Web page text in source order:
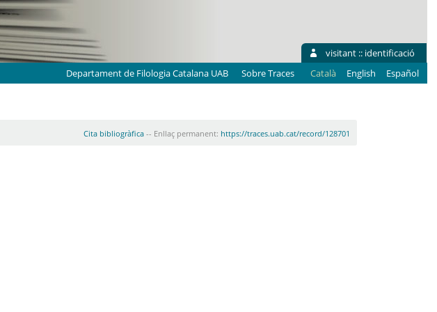
visitant :: identificació
Departament de Filologia Catalana UAB Sobre Traces Català English Español
Cita bibliogràfica-- Enllaç permanent: https://traces.uab.cat/record/128701